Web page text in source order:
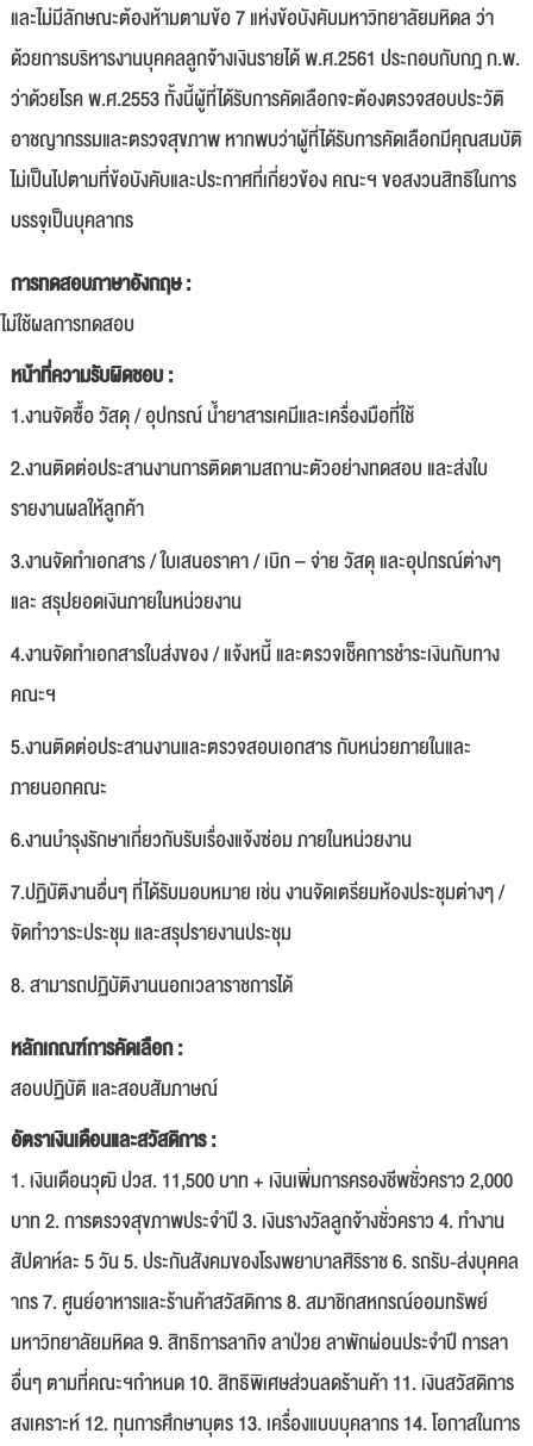
และไม่มีลักษณะต้องห้ามตามข้อ 7 แห่งข้อบังคับมหาวิทยาลัยมหิดล ว่า
ด้วยการบริหารงานบุคคลลูกจ้างเงินรายได้ พ.ศ.2561 ประกอบกับกฎ ก.พ.
ว่าด้วยโรค พ.ศ.2553 ทั้งนี้ผู้ที่ได้รับการคัดเลือกจะต้องตรวจสอบประวัติ
อาชญากรรมและตรวจสุขภาพ หากพบว่าผู้ที่ได้รับการคัดเลือกมีคุณสมบัติ
ไม่เป็นไปตามที่ข้อบังคับและประกาศที่เกี่ยวข้อง คณะฯ ขอสงวนสิทธิในการ
บรรจุเป็นบุคลากร
การทดสอบภาษาอังกฤษ :
ม่ใช้ผลการทดสอบ
หน้าที่ความรับผิดชอบ :
1.งานจัดซื้อ วัสดุ / อุปกรณ์ น้ำยาสารเคมีและเครื่องมือที่ใช้
2.งานติดต่อประสานงานการติดตามสถานะตัวอย่างทดสอบ และส่งใบ
รายงานผลให้ลูกค้า
3.งานจัดทำเอกสาร / ใบเสนอราคา / เบิก – จ่าย วัสดุ และอุปกรณ์ต่างๆ
และ สรุปยอดเงินภายในหน่วยงาน
4.งานจัดทำเอกสารใบส่งของ / แจ้งหนี้ และตรวจเช็คการชำระเงินกับทาง
คณะฯ
5.งานติดต่อประสานงานและตรวจสอบเอกสาร กับหน่วยภายในและ
ภายนอกคณะ
6.งานบำรุงรักษาเกี่ยวกับรับเรื่องแจ้งซ่อม ภายในหน่วยงาน
7.ปฏิบัติงานอื่นๆ ที่ได้รับมอบหมาย เช่น งานจัดเตรียมห้องประชุมต่างๆ /
จัดทำวาระประชุม และสรุปรายงานประชุม
8. สามารถปฏิบัติงานนอกเวลาราชการได้
หลักเกณฑ์การคัดเลือก :
สอบปฏิบัติ และสอบสัมภาษณ์
อัตราเงินเดือนและสวัสดิการ :
1. เงินเดือนวุฒิ ปวส. 11,500 บาท + เงินเพิ่มการครองชีพชั่วคราว 2,000
บาท 2. การตรวจสุขภาพประจำปี 3. เงินรางวัลลูกจ้างชั่วคราว 4. ทำงาน
สัปดาห์ละ 5 วัน 5. ประกันสังคมของโรงพยาบาลศิริราช 6. รถรับ-ส่งบุคคล
ากร 7. ศูนย์อาหารและร้านค้าสวัสดิการ 8. สมาชิกสหกรณ์ออมทรัพย์
มหาวิทยาลัยมหิดล 9. สิทธิการลากิจ ลาป่วย ลาพักผ่อนประจำปี การลา
อื่นๆ ตามที่คณะฯกำหนด 10. สิทธิพิเศษส่วนลดร้านค้า 11. เงินสวัสดิการ
สงเคราะห์ 12. ทุนการศึกษาบุตร 13. เครื่องแบบบุคลากร 14. โอกาสในการ